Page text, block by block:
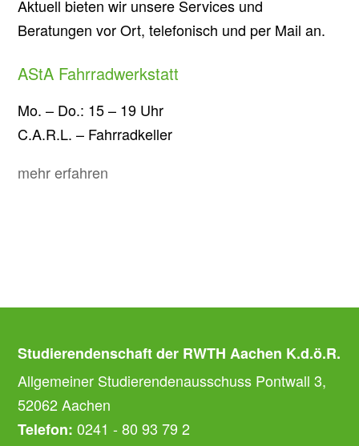
Aktuell bieten wir unsere Services und
Beratungen vor Ort, telefonisch und per Mail an.
AStA Fahrradwerkstatt
Mo. – Do.: 15 – 19 Uhr
C.A.R.L. – Fahrradkeller
mehr erfahren
Studierendenschaft der RWTH Aachen K.d.ö.R.
Allgemeiner Studierendenausschuss Pontwall 3,
52062 Aachen
Telefon: 0241 - 80 93 79 2